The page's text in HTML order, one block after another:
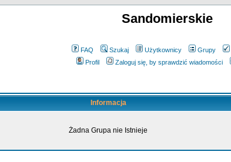
Sandomierskie
FAQ Szukaj Użytkownicy Grupy
Profil
Zaloguj się, by sprawdzić wiadomości
Informacja
Żadna Grupa nie Istnieje